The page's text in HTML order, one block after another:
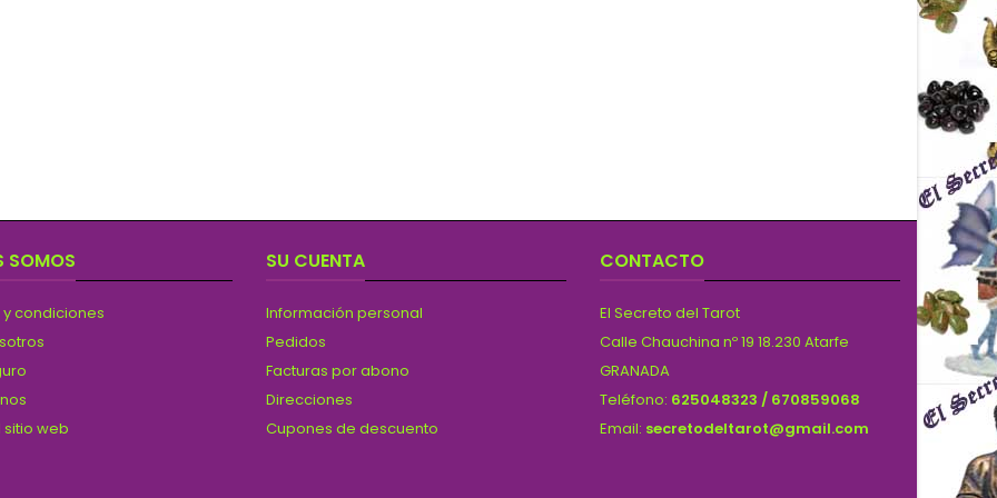
SOMOS
condiciones
web
SU CUENTA
Información personal
Pedidos
Facturas por abono
Direcciones
Cupones de descuento
CONTACTO
El Secreto del Tarot
Calle Chauchina nº 19 18.230 Atarfe
GRANADA
Teléfono: 625048323 / 670859068
Email: secretodeltarot@gmail.com